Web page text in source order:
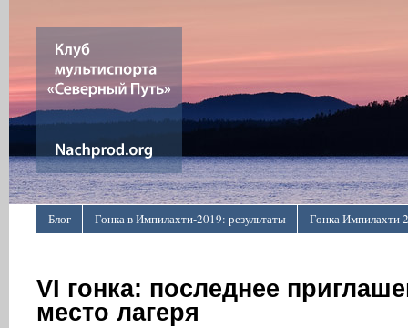
Блог Гонка в Импилахти-2019: результаты
Гонка Импилахти
VI гонка: последнее
место лагеря